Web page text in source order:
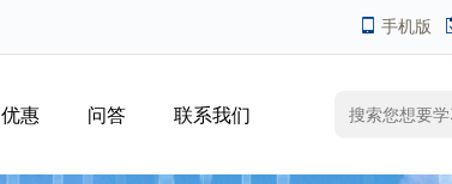
手机版
优惠 问答 联系我们